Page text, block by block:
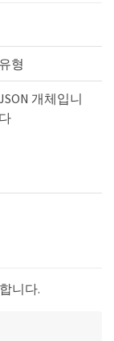
유형
개체입니
다
니다.